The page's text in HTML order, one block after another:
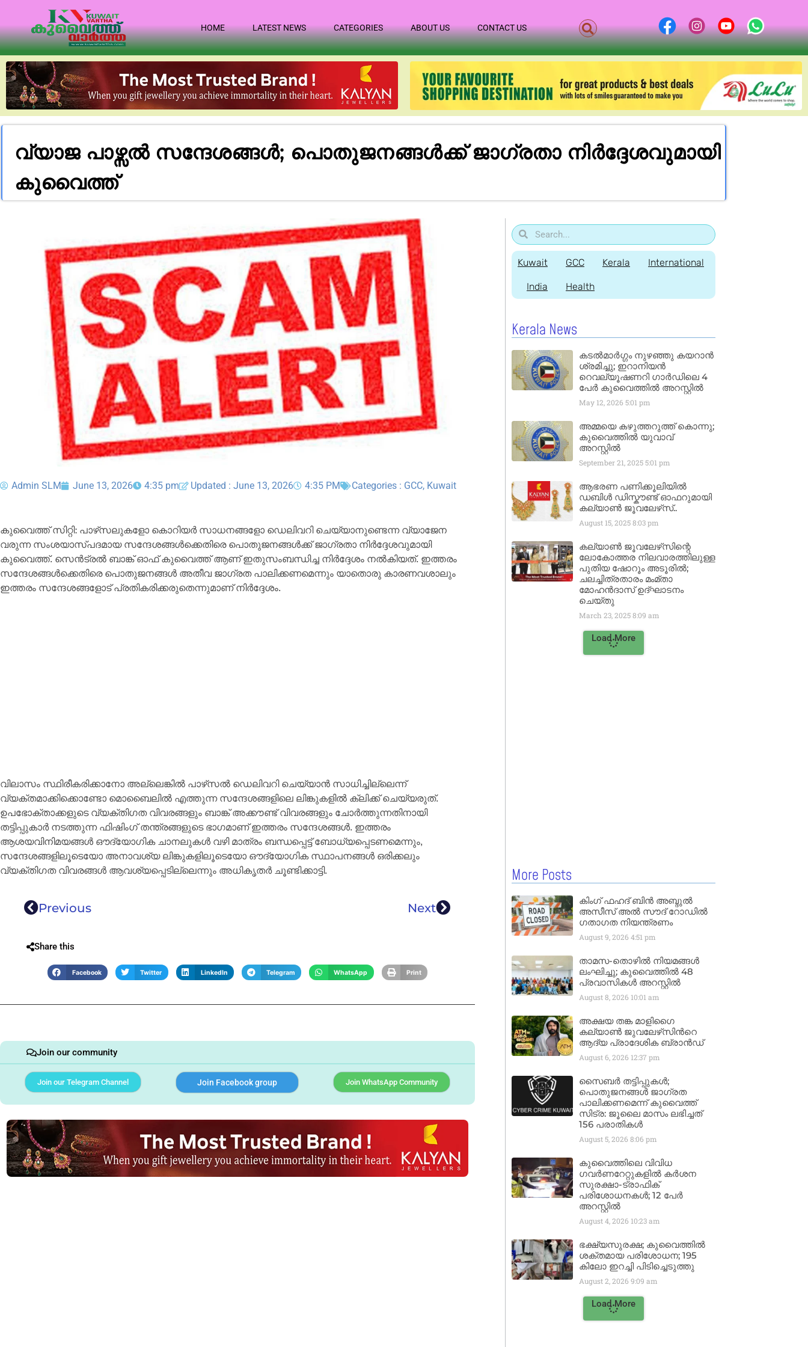
HOME LATEST NEWS CATEGORIES ABOUT US CONTACT US
വ്യാജ പാഴ്സൽ സന്ദേശങ്ങൾ; പൊതുജനങ്ങൾക്ക് ജാഗ്രതാ നിർദ്ദേശവുമായി
കുവൈത്ത്
Admin SLM June 13, 2026 4:35 pm Updated : June 13, 2026 4:35 PM Categories : GCC, Kuwait
കുവൈത്ത് സിറ്റി: പാഴ്‌സലുകളോ കൊറിയർ സാധനങ്ങളോ ഡെലിവറി ചെയ്യാനുണ്ടെന്ന വ്യാജേന
വരുന്ന സംശയാസ്പദമായ സന്ദേശങ്ങൾക്കെതിരെ പൊതുജനങ്ങൾക്ക് ജാഗ്രതാ നിർദ്ദേശവുമായി
കുവൈത്ത്. സെൻട്രൽ ബാങ്ക് ഓഫ് കുവൈത്ത് ആണ് ഇതുസംബന്ധിച്ച നിർദ്ദേശം നൽകിയത്. ഇത്തരം
സന്ദേശങ്ങൾക്കെതിരെ പൊതുജനങ്ങൾ അതീവ ജാഗ്രത പാലിക്കണമെന്നും യാതൊരു കാരണവശാലും
ഇത്തരം സന്ദേശങ്ങളോട് പ്രതികരിക്കരുതെന്നുമാണ് നിർദ്ദേശം.
വിലാസം സ്ഥിരീകരിക്കാനോ അല്ലെങ്കിൽ പാഴ്‌സൽ ഡെലിവറി ചെയ്യാൻ സാധിച്ചില്ലെന്ന്
വ്യക്തമാക്കിക്കൊണ്ടോ മൊബൈലിൽ എത്തുന്ന സന്ദേശങ്ങളിലെ ലിങ്കുകളിൽ ക്ലിക്ക് ചെയ്യരുത്.
ഉപഭോക്താക്കളുടെ വ്യക്തിഗത വിവരങ്ങളും ബാങ്ക് അക്കൗണ്ട് വിവരങ്ങളും ചോർത്തുന്നതിനായി
തട്ടിപ്പുകാർ നടത്തുന്ന ഫിഷിംഗ് തന്ത്രങ്ങളുടെ ഭാഗമാണ് ഇത്തരം സന്ദേശങ്ങൾ. ഇത്തരം
ആശയവിനിമയങ്ങൾ ഔദ്യോഗിക ചാനലുകൾ വഴി മാത്രം ബന്ധപ്പെട്ട് ബോധ്യപ്പെടണമെന്നും,
സന്ദേശങ്ങളിലൂടെയോ അനാവശ്യ ലിങ്കുകളിലൂടെയോ ഔദ്യോഗിക സ്ഥാപനങ്ങൾ ഒരിക്കലും
വ്യക്തിഗത വിവരങ്ങൾ ആവശ്യപ്പെടില്ലെന്നും അധികൃതർ ചൂണ്ടിക്കാട്ടി.
Previous Next
Share this
Facebook Twitter LinkedIn Telegram WhatsApp Print
Join our community
Join our Telegram Channel Join Facebook group Join WhatsApp Community
Kuwait GCC Kerala International
India Health
Kerala News
കടൽമാർഗ്ഗം നുഴഞ്ഞു കയറാൻ
ശ്രമിച്ചു; ഇറാനിയൻ
റെവല്യൂഷണറി ഗാർഡിലെ 4
പേർ കുവൈത്തിൽ അറസ്റ്റിൽ
May 12, 2026 5:01 pm
അമ്മയെ കഴുത്തറുത്ത് കൊന്നു;
കുവൈത്തിൽ യുവാവ്
അറസ്റ്റിൽ
September 21, 20255:01 pm
ആഭരണ പണിക്കൂലിയിൽ
ഡബിൾ ഡിസ്കൗണ്ട് ഓഫറുമായി
കല്യാൺ ജൂവലേഴ്‌സ്..
August 15, 20258:03 pm
കല്യാൺ ജൂവലേഴ്‌സിന്റെ
ലോകോത്തര നിലവാരത്തിലുള്ള
പുതിയ ഷോറൂം അടൂരിൽ;
ചലച്ചിത്രതാരം മംമ്താ
മോഹൻദാസ് ഉദ്ഘാടനം
ചെയ്‌തു
March 23, 20258:09 am
Load More
More Posts
കിംഗ് ഫഹദ് ബിൻ അബ്ദുൽ
അസീസ് അൽ സൗദ് റോഡിൽ
ഗതാഗത നിയന്ത്രണം
August 9, 2026 4:51 pm
താമസ-തൊഴിൽ നിയമങ്ങൾ
ലംഘിച്ചു; കുവൈത്തിൽ 48
പ്രവാസികൾ അറസ്റ്റിൽ
August 8, 2026 10:01 am
അക്ഷയ തങ്ക മാളിഗൈ
കല്യാണ്‍ ജുവലേഴ്‌സിന്‍റെ
ആദ്യ പ്രാദേശിക ബ്രാന്‍ഡ്
August 6, 2026 12:37 pm
സൈബർ തട്ടിപ്പുകൾ;
പൊതുജനങ്ങൾ ജാഗ്രത
പാലിക്കണമെന്ന് കുവൈത്ത്
സിട്ര: ജൂലൈ മാസം ലഭിച്ചത്
156 പരാതികൾ
August 5, 2026 8:06 pm
കുവൈത്തിലെ വിവിധ
ഗവർണറേറ്റുകളിൽ കർശന
സുരക്ഷാ-ട്രാഫിക്
പരിശോധനകൾ; 12 പേർ
അറസ്റ്റിൽ
August 4, 2026 10:23 am
ഭക്ഷ്യസുരക്ഷ; കുവൈത്തിൽ
ശക്തമായ പരിശോധന; 195
കിലോ ഇറച്ചി പിടിച്ചെടുത്തു
August 2, 2026 9:09 am
Load More